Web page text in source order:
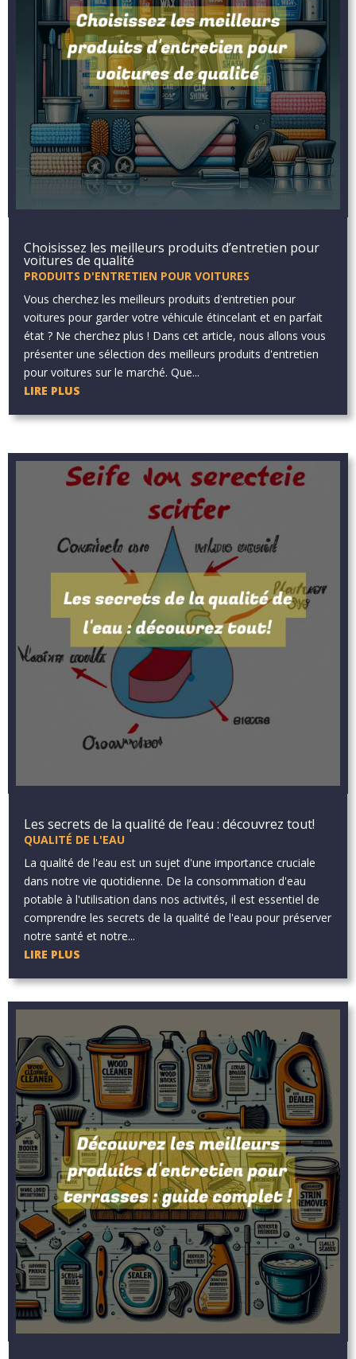
Choisissez les meilleurs produits d’entretien pour
voitures de qualité
PRODUITS D'ENTRETIEN POUR VOITURES
Vous cherchez les meilleurs produits d'entretien pour
voitures pour garder votre véhicule étincelant et en parfait
état ? Ne cherchez plus ! Dans cet article, nous allons vous
présenter une sélection des meilleurs produits d'entretien
pour voitures sur le marché. Que...
LIRE PLUS
Les secrets de la qualité de l’eau : découvrez tout!
QUALITÉ DE L'EAU
La qualité de l'eau est un sujet d'une importance cruciale
dans notre vie quotidienne. De la consommation d'eau
potable à l'utilisation dans nos activités, il est essentiel de
comprendre les secrets de la qualité de l'eau pour préserver
notre santé et notre...
LIRE PLUS